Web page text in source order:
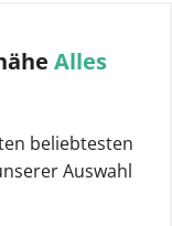
Alles
beliebtesten
Auswahl